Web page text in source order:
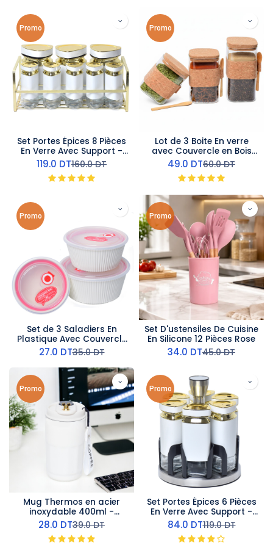
Promo
Set Portes Épices 8 Pièces
En Verre Avec Support -
Blanc
119.0 DT160.0DT
Promo
Lot de 3 Boite En verre
avec Couvercle en Bois
Bambou
49.0 DT60.0DT
Promo
Set de 3 Saladiers En
Plastique Avec Couvercle
- Blanc
27.0 DT35.0DT
Promo
Set D'ustensiles De Cuisine
En Silicone 12 Pièces Rose
34.0 DT45.0DT
Promo
Mug Thermos en acier
inoxydable 400ml -
Couvercle Beige
28.0 DT39.0DT
Promo
Set Portes Épices 6 Pièces
En Verre Avec Support -
Blanc
84.0 DT119.0DT